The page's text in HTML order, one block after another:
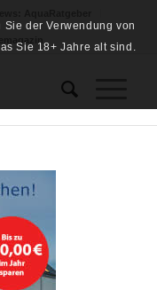
der Verwendung von
Sie 18+ Jahre alt sind.